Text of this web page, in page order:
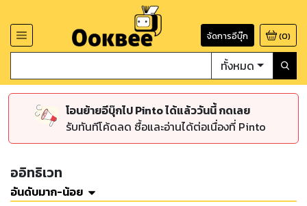
จัดการอีบุ๊ก (0)
ทั้งหมด
โอนย้ายอีบุ๊กไป Pinto ได้แล้ววันนี้ กดเลย
รับทันทีโค้ดลด ซื้อและอ่านได้ต่อเนื่องที่ Pinto
ออิทธิเวท
อันดับมาก-น้อย